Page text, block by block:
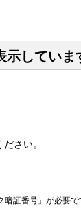
示していま
さい。
証番号」が必要